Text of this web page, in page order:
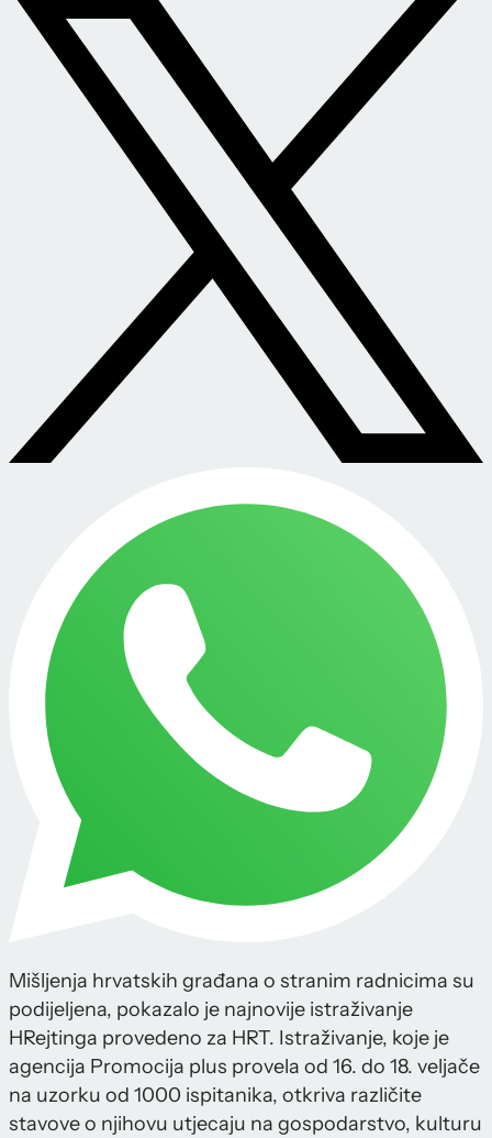
Mišljenja hrvatskih građana o stranim radnicima su
podijeljena, pokazalo je najnovije istraživanje
HRejtinga provedeno za HRT. Istraživanje, koje je
agencija Promocija plus provela od 16. do 18. veljače
na uzorku od 1000 ispitanika, otkriva različite
stavove o njihovu utjecaju na gospodarstvo, kulturu